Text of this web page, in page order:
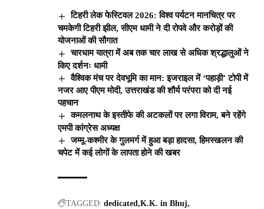
टिहरी लेक फेस्टिवल 2026: विश्व पर्यटन मानचित्र पर
चमकेगी टिहरी झील, सीएम धामी ने दी रोपवे और करोड़ों की
योजनाओं की सौगात
चारधाम यात्रा में अब तक चार लाख से अधिक श्रद्धालुओं ने
किए दर्शनः धामी
वैश्विक मंच पर देवभूमि का मान: इजराइल में ‘पहाड़ी’ टोपी में
नजर आए पीएम मोदी, उत्तराखंड की शौर्य परंपरा को दी नई
पहचान
कमलनाथ के इस्तीफे की अटकलों पर लगा विराम, बने रहेंगे
एमपी कांग्रेस अध्यक्ष
जम्मू-कश्मीर के गुलमर्ग में हुआ बड़ा हादसा, हिमस्खलन की
चपेट में कई लोगों के लापता होने की खबर
TAGGED: dedicated K.K. in Bhuj